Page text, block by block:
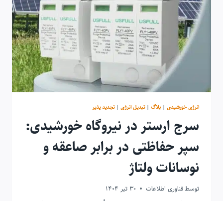
انرژی خورشیدی | بلاگ |تبدیل انرژی |تجدید پذیر
سرج ارستر در نیروگاه خورشیدی:
سپر حفاظتی در برابر صاعقه و
نوسانات ولتاژ
توسط فناوری اطلاعات 30 تیر 1404